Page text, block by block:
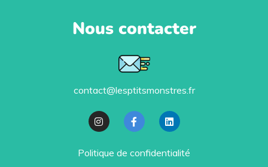
Nous contacter
contact@lesptitsmonstres.fr
Politique de confidentialité